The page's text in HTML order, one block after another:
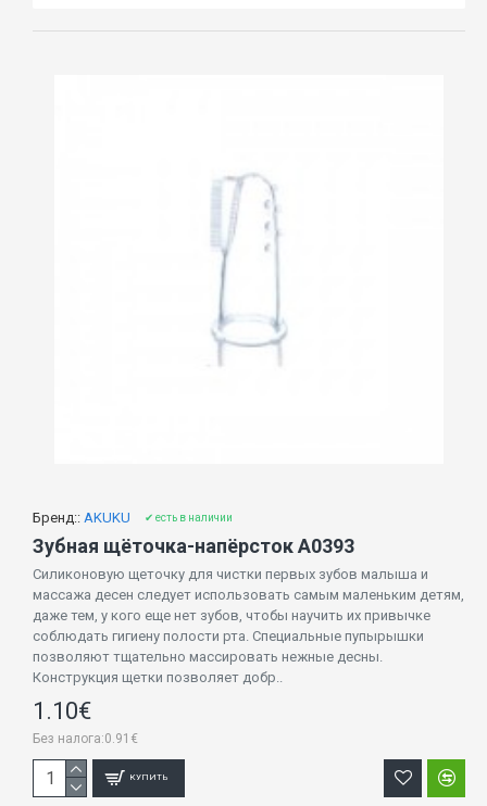
Бренд:: AKUKU ✔ есть в наличии
Зубная щёточка-напёрсток A0393
Силиконовую щеточку для чистки первых зубов малыша и
массажа десен следует использовать самым маленьким детям,
даже тем, у кого еще нет зубов, чтобы научить их привычке
соблюдать гигиену полости рта. Специальные пупырышки
позволяют тщательно массировать нежные десны.
Конструкция щетки позволяет добр..
1.10€
Без налога:0.91€
КУПИТЬ